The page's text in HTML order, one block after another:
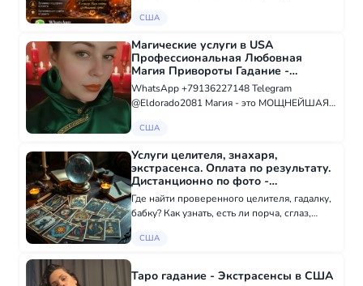
Провожу мощные обряды и ритуалы на
семейное счастье и защиту...
США
Магические услуги в USA
Профессиональная Любовная
Магия Привороты Гадание -
Экстрасенсы в США
WhatsApp +79136227148 Telegram
@Eldorado2081 Магия - это МОЩНЕЙШАЯ
зовут София! Я являюсь редкой
Белой сил Магии. Дар,...
США
Услуги целителя, знахаря,
экстрасенса. Оплата по результату.
Дистанционно по фото -
Экстрасенсы в США
Где найти проверенного целителя, гадалку,
бабку? Как узнать, есть ли порча, сглаз,
помочь избавиться от колдовства и
предо...
США
Таро гадание - Экстрасенсы в США